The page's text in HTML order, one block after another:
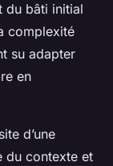
du bâti initial
complexité
su adapter
en
d’une
du contexte et